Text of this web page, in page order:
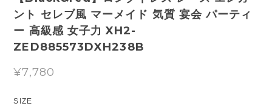
ント セレブ風 マーメイド 気質 宴会 パーティ
ー 高級感 女子力 XH2-
ZED885573DXH238B
¥7,780
SIZE